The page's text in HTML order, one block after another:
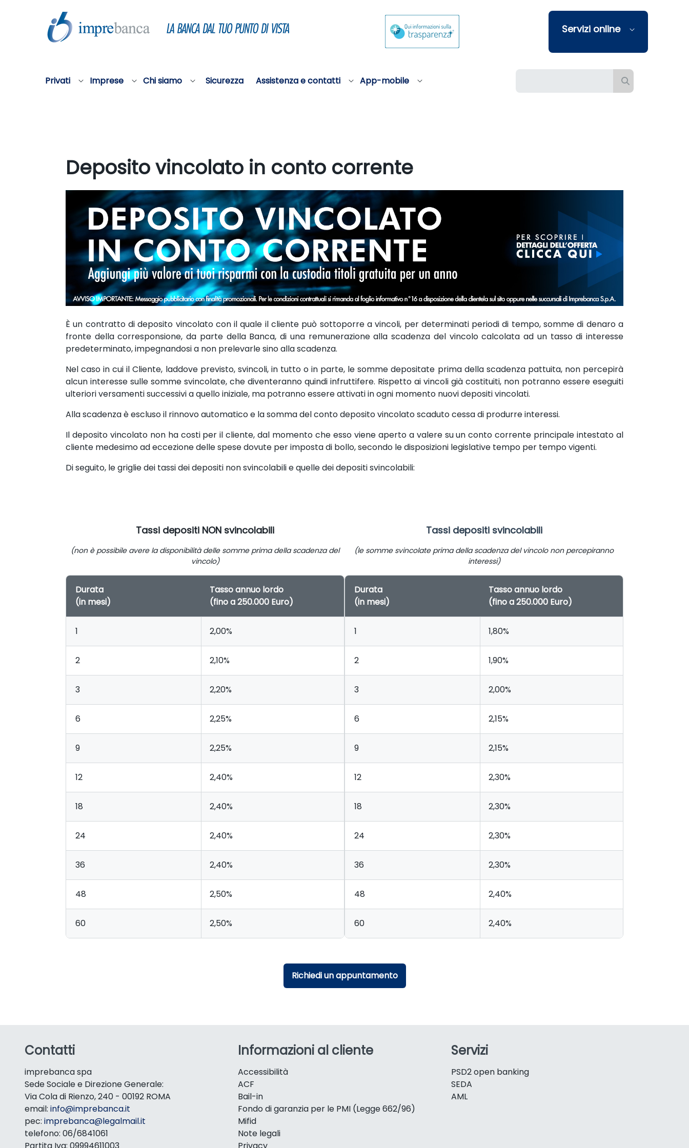
Skip to Main Content
Servizi online
Privati Imprese Chi siamo Sicurezza Assistenza e contatti App-mobile
Barra di ricerca
Deposito vincolato in conto corrente
È un contratto di deposito vincolato con il quale il cliente può sottoporre a vincoli, per determinati periodi di tempo, somme di denaro a
fronte della corresponsione, da parte della Banca, di una remunerazione alla scadenza del vincolo calcolata ad un tasso di interesse
predeterminato, impegnandosi a non prelevarle sino alla scadenza.
Nel caso in cui il Cliente, laddove previsto, svincoli, in tutto o in parte, le somme depositate prima della scadenza pattuita, non percepirà
alcun interesse sulle somme svincolate, che diventeranno quindi infruttifere. Rispetto ai vincoli già costituiti, non potranno essere eseguiti
ulteriori versamenti successivi a quello iniziale, ma potranno essere attivati in ogni momento nuovi depositi vincolati.
Alla scadenza è escluso il rinnovo automatico e la somma del conto deposito vincolato scaduto cessa di produrre interessi.
Il deposito vincolato non ha costi per il cliente, dal momento che esso viene aperto a valere su un conto corrente principale intestato al
cliente medesimo ad eccezione delle spese dovute per imposta di bollo, secondo le disposizioni legislative tempo per tempo vigenti.
Di seguito, le griglie dei tassi dei depositi non svincolabili e quelle dei depositi svincolabili:
Tassi depositi NON svincolabili
(non è possibile avere la disponibilità delle somme prima della scadenza del
vincolo)
Durata
(in mesi)
Tasso annuo lordo
(fino a 250.000 Euro)
1 2,00%
2 2,10%
3 2,20%
6 2,25%
9 2,25%
12 2,40%
18 2,40%
24 2,40%
36 2,40%
48 2,50%
60 2,50%
Tassi depositi svincolabili
(le somme svincolate prima della scadenza del vincolo non percepiranno
interessi)
Durata
(in mesi)
Tasso annuo lordo
(fino a 250.000 Euro)
1 1,80%
2 1,90%
3 2,00%
6 2,15%
9 2,15%
12 2,30%
18 2,30%
24 2,30%
36 2,30%
48 2,40%
60 2,40%
Richiedi un appuntamento
Contatti
imprebanca spa
Sede Sociale e Direzione Generale:
Via Cola di Rienzo, 240 - 00192 ROMA
email: info@imprebanca.it
pec: imprebanca@legalmail.it
telefono: 06/6841061
Informazioni al cliente
Accessibilità
ACF
Bail-in
Fondo di garanzia per le PMI (Legge 662/96)
Mifid
Note legali
Servizi
PSD2 open banking
SEDA
AML